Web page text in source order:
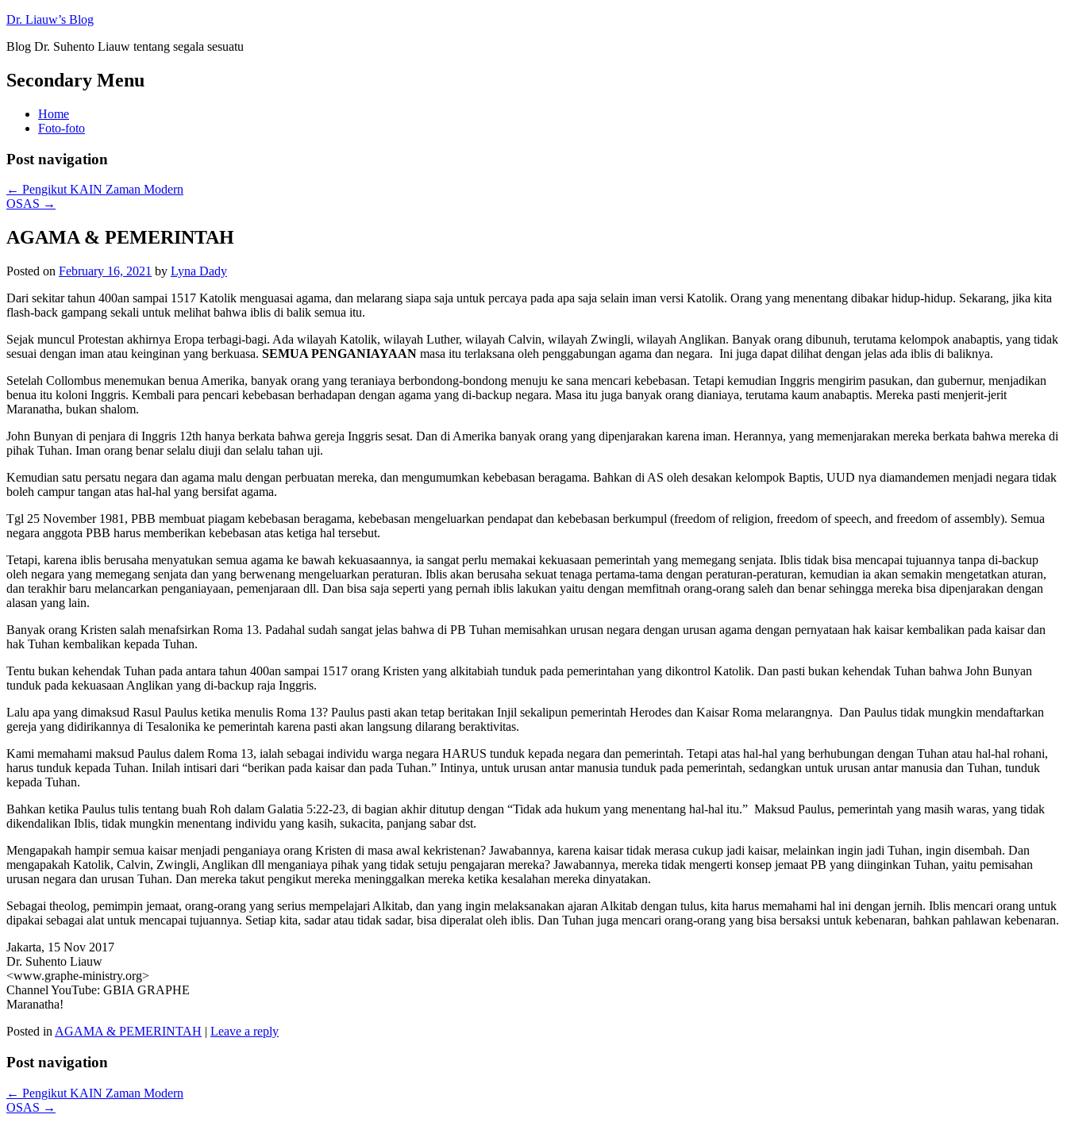
Dr. Liauw’s Blog
Blog Dr. Suhento Liauw tentang segala sesuatu
Secondary Menu
Home
Foto-foto
Post navigation
← Pengikut KAIN Zaman Modern
OSAS →
AGAMA & PEMERINTAH
Posted on February 16, 2021 by Lyna Dady
Dari sekitar tahun 400an sampai 1517 Katolik menguasai agama, dan melarang siapa saja untuk percaya pada apa saja selain iman versi Katolik. Orang yang menentang dibakar hidup-hidup. Sekarang, jika kita
flash-back gampang sekali untuk melihat bahwa iblis di balik semua itu.
Sejak muncul Protestan akhirnya Eropa terbagi-bagi. Ada wilayah Katolik, wilayah Luther, wilayah Calvin, wilayah Zwingli, wilayah Anglikan. Banyak orang dibunuh, terutama kelompok anabaptis, yang tidak
sesuai dengan iman atau keinginan yang berkuasa. SEMUA PENGANIAYAAN masa itu terlaksana oleh penggabungan agama dan negara. Ini juga dapat dilihat dengan jelas ada iblis di baliknya.
Setelah Collombus menemukan benua Amerika, banyak orang yang teraniaya berbondong-bondong menuju ke sana mencari kebebasan. Tetapi kemudian Inggris mengirim pasukan, dan gubernur, menjadikan
benua itu koloni Inggris. Kembali para pencari kebebasan berhadapan dengan agama yang di-backup negara. Masa itu juga banyak orang dianiaya, terutama kaum anabaptis. Mereka pasti menjerit-jerit
Maranatha, bukan shalom.
John Bunyan di penjara di Inggris 12th hanya berkata bahwa gereja Inggris sesat. Dan di Amerika banyak orang yang dipenjarakan karena iman. Herannya, yang memenjarakan mereka berkata bahwa mereka di
pihak Tuhan. Iman orang benar selalu diuji dan selalu tahan uji.
Kemudian satu persatu negara dan agama malu dengan perbuatan mereka, dan mengumumkan kebebasan beragama. Bahkan di AS oleh desakan kelompok Baptis, UUD nya diamandemen menjadi negara tidak
boleh campur tangan atas hal-hal yang bersifat agama.
Tgl 25 November 1981, PBB membuat piagam kebebasan beragama, kebebasan mengeluarkan pendapat dan kebebasan berkumpul (freedom of religion, freedom of speech, and freedom of assembly). Semua
negara anggota PBB harus memberikan kebebasan atas ketiga hal tersebut.
Tetapi, karena iblis berusaha menyatukan semua agama ke bawah kekuasaannya, ia sangat perlu memakai kekuasaan pemerintah yang memegang senjata. Iblis tidak bisa mencapai tujuannya tanpa di-backup
oleh negara yang memegang senjata dan yang berwenang mengeluarkan peraturan. Iblis akan berusaha sekuat tenaga pertama-tama dengan peraturan-peraturan, kemudian ia akan semakin mengetatkan aturan,
dan terakhir baru melancarkan penganiayaan, pemenjaraan dll. Dan bisa saja seperti yang pernah iblis lakukan yaitu dengan memfitnah orang-orang saleh dan benar sehingga mereka bisa dipenjarakan dengan
alasan yang lain.
Banyak orang Kristen salah menafsirkan Roma 13. Padahal sudah sangat jelas bahwa di PB Tuhan memisahkan urusan negara dengan urusan agama dengan pernyataan hak kaisar kembalikan pada kaisar dan
hak Tuhan kembalikan kepada Tuhan.
Tentu bukan kehendak Tuhan pada antara tahun 400an sampai 1517 orang Kristen yang alkitabiah tunduk pada pemerintahan yang dikontrol Katolik. Dan pasti bukan kehendak Tuhan bahwa John Bunyan
tunduk pada kekuasaan Anglikan yang di-backup raja Inggris.
Lalu apa yang dimaksud Rasul Paulus ketika menulis Roma 13? Paulus pasti akan tetap beritakan Injil sekalipun pemerintah Herodes dan Kaisar Roma melarangnya. Dan Paulus tidak mungkin mendaftarkan
gereja yang didirikannya di Tesalonika ke pemerintah karena pasti akan langsung dilarang beraktivitas.
Kami memahami maksud Paulus dalem Roma 13, ialah sebagai individu warga negara HARUS tunduk kepada negara dan pemerintah. Tetapi atas hal-hal yang berhubungan dengan Tuhan atau hal-hal rohani,
harus tunduk kepada Tuhan. Inilah intisari dari “berikan pada kaisar dan pada Tuhan.” Intinya, untuk urusan antar manusia tunduk pada pemerintah, sedangkan untuk urusan antar manusia dan Tuhan, tunduk
kepada Tuhan.
Bahkan ketika Paulus tulis tentang buah Roh dalam Galatia 5:22-23, di bagian akhir ditutup dengan “Tidak ada hukum yang menentang hal-hal itu.” Maksud Paulus, pemerintah yang masih waras, yang tidak
dikendalikan Iblis, tidak mungkin menentang individu yang kasih, sukacita, panjang sabar dst.
Mengapakah hampir semua kaisar menjadi penganiaya orang Kristen di masa awal kekristenan? Jawabannya, karena kaisar tidak merasa cukup jadi kaisar, melainkan ingin jadi Tuhan, ingin disembah. Dan
mengapakah Katolik, Calvin, Zwingli, Anglikan dll menganiaya pihak yang tidak setuju pengajaran mereka? Jawabannya, mereka tidak mengerti konsep jemaat PB yang diinginkan Tuhan, yaitu pemisahan
urusan negara dan urusan Tuhan. Dan mereka takut pengikut mereka meninggalkan mereka ketika kesalahan mereka dinyatakan.
Sebagai theolog, pemimpin jemaat, orang-orang yang serius mempelajari Alkitab, dan yang ingin melaksanakan ajaran Alkitab dengan tulus, kita harus memahami hal ini dengan jernih. Iblis mencari orang untuk
dipakai sebagai alat untuk mencapai tujuannya. Setiap kita, sadar atau tidak sadar, bisa diperalat oleh iblis. Dan Tuhan juga mencari orang-orang yang bisa bersaksi untuk kebenaran, bahkan pahlawan kebenaran.
Jakarta, 15 Nov 2017
Dr. Suhento Liauw
<www.graphe-ministry.org>
Channel YouTube: GBIA GRAPHE
Maranatha!
Posted in AGAMA & PEMERINTAH | Leave a reply
Post navigation
← Pengikut KAIN Zaman Modern
OSAS →